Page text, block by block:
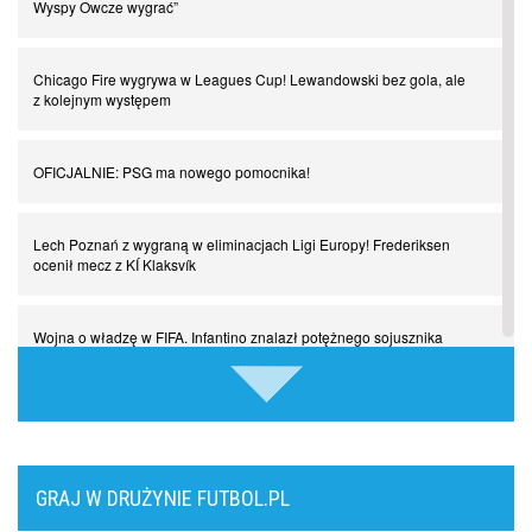
Chłopak z pizzerii. Kim był zmarły Mino Raiola?
Manchester United. Czy magik z Holandii odczaruje przeklętą
drużynę?
Puyol i Piqué. Piłkarskie duety, za którymi tęsknimy. Część III
Finansowa rewolucja na San Siro. Czy powstanie nowa potęga?
Pocztówki z ćwierćfinałów. Liga Mistrzów wkracza w decydującą
Come together. Piłkarskie duety, za którymi tęsknimy. Część II
Wyspy Owcze wygrać”
Chicago Fire wygrywa w Leagues Cup! Lewandowski bez gola, ale
z kolejnym występem
OFICJALNIE: PSG ma nowego pomocnika!
Lech Poznań z wygraną w eliminacjach Ligi Europy! Frederiksen
ocenił mecz z KÍ Klaksvík
Wojna o władzę w FIFA. Infantino znalazł potężnego sojusznika
Napięta atmosfera w Poznaniu. Kibice Lecha dosadnie zwrócili się
Chelsea dopina transfer lewego obrońcy za 21 milionów euro
GRAJ W DRUŻYNIE FUTBOL.PL